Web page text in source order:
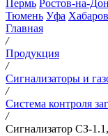
Пермь Ростов-на-
Тюмень Уфа
Главная
/
Продукция
/
Сигнализаторы и
/
Система контроля
/
Сигнализатор СЗ-